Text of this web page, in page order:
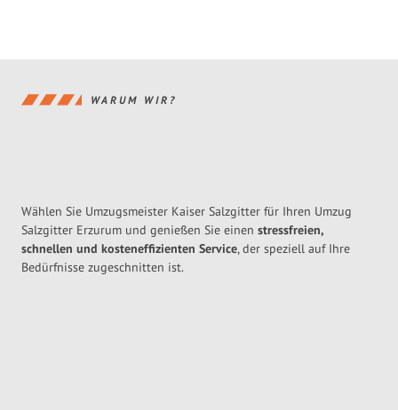
WARUM WIR?
Wählen Sie Umzugsmeister Kaiser Salzgitter für Ihren Umzug
Salzgitter Erzurum und genießen Sie einen stressfreien,
schnellen und kosteneffizienten Service, der speziell auf Ihre
Bedürfnisse zugeschnitten ist.